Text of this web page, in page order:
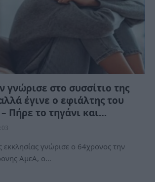
γνώρισε στο συσσίτιο της
έγινε ο εφιάλτης του
– Πήρε το τηγάνι και…
εκκλησίας γνώρισε ο 64χρονος την
ΑμεΑ, ο…